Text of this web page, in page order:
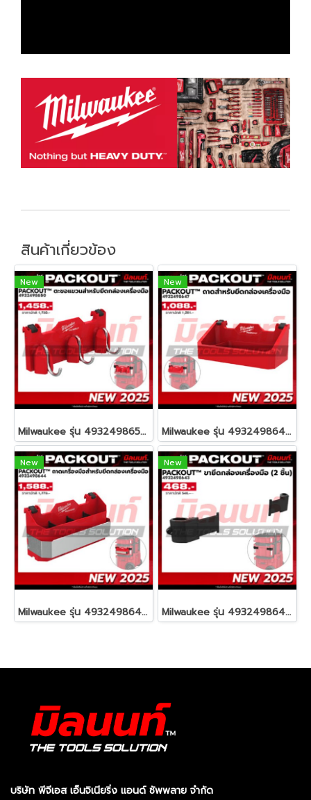
สินค้าเกี่ยวข้อง
New
Milwaukee รุ่น 4932498650 PACKOUT™ ตะขอแขวนสำหรับยึดกล่องเครื่องมือ รหัส 4932498650
New
Milwaukee รุ่น 4932498647 PACKOUT™ ถาดสำหรับยึดกล่องเครื่องมือ รหัส 4932498647
New
Milwaukee รุ่น 4932498644 PACKOUT™ ถาดเครื่องมือช่างสำหรับยึดกล่องเครื่องมือ รหัส 4932498644
New
Milwaukee รุ่น 4932498643 PACKOUT™ ขายึดกล่องเครื่องมือ (2 ชิ้น) รหัส 4932498643
บริษัท พีจีเอส เอ็นจิเนียริ่ง แอนด์ ซัพพลาย จำกัด